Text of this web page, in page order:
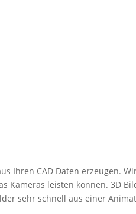
Ihren CAD Daten erzeugen.
Kameras leisten können. 3D
sehr schnell aus einer